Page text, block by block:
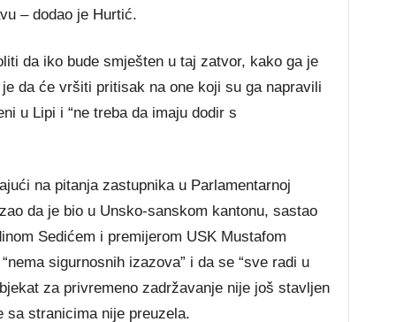
– dodao je Hurtić.
da iko bude smješten u taj zatvor, kako ga je
da će vršiti pritisak na one koji su ga napravili
u Lipi i “ne treba da imaju dodir s
na pitanja zastupnika u Parlamentarnoj
da je bio u Unsko-sanskom kantonu, sastao
Sedićem i premijerom USK Mustafom
sigurnosnih izazova” i da se “sve radi u
za privremeno zadržavanje nije još stavljen
sa stranicima nije preuzela.